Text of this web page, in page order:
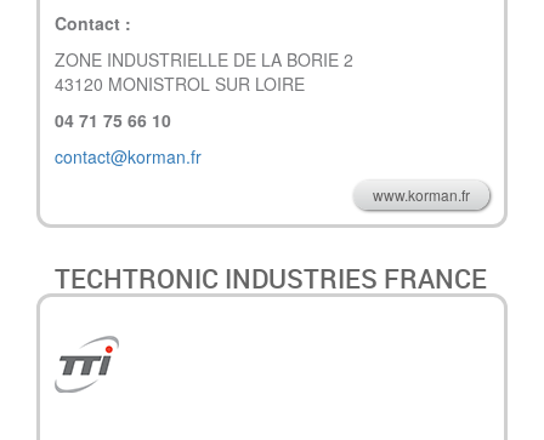
Contact :
ZONE INDUSTRIELLE DE LA BORIE 2
43120 MONISTROL SUR LOIRE
04 71 75 66 10
contact@korman.fr
www.korman.fr
TECHTRONIC INDUSTRIES FRANCE